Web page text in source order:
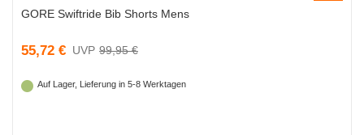
GORE Swiftride Bib Shorts Mens
55,72 € 99,95 €
Auf Lager, Lieferung in 5-8 Werktagen